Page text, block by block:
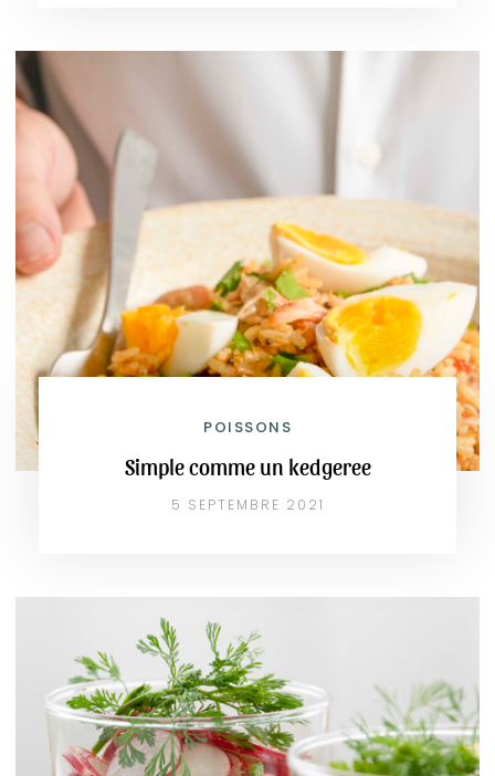
POISSONS
Simple comme un kedgeree
5 SEPTEMBRE 2021